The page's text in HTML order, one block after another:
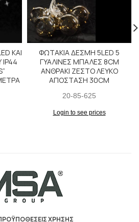
KAI
IP44
ΦΩΤΑΚΙΑ ΔΕΣΜΗ 5LED 5
ΓΥΑΛΙΝΕΣ ΜΠΑΛΕΣ 8CM
ΑΝΘΡΑΚΙ ΖΕΣΤΟ ΛΕΥΚΟ
ΑΠΟΣΤΑΣΗ 30CM
20-85-625
Login to see prices
ΧΡΗΣΗΣ